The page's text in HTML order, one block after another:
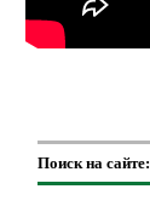
Поиск на сайте: